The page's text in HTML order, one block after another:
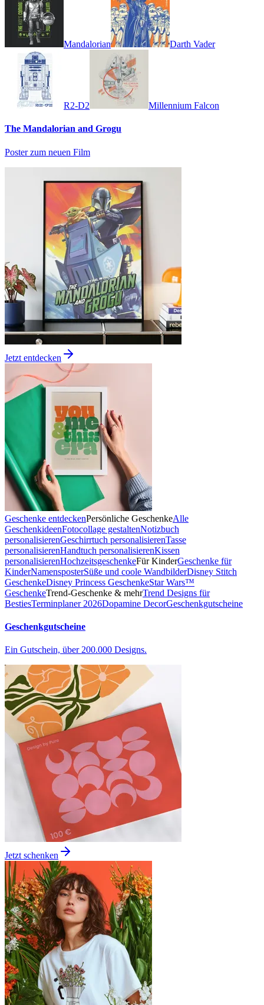
Mandalorian Darth Vader
R2-D2 Millennium Falcon
The Mandalorian and Grogu
Poster zum neuen Film
Jetzt entdecken
Geschenke entdeckenPersönliche GeschenkeAlle
GeschenkideenFotocollage gestaltenNotizbuch
personalisierenGeschirrtuch personalisierenTasse
personalisierenHandtuch personalisierenKissen
personalisierenHochzeitsgeschenkeFür KinderGeschenke für
KinderNamensposterSüße und coole WandbilderDisney Stitch
GeschenkeDisney Princess GeschenkeStar Wars™
GeschenkeTrend-Geschenke & mehrTrend Designs für
BestiesTerminplaner 2026Dopamine DecorGeschenkgutscheine
Geschenkgutscheine
Ein Gutschein, über 200.000 Designs.
Jetzt schenken